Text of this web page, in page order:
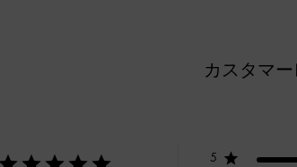
カスタマ
5